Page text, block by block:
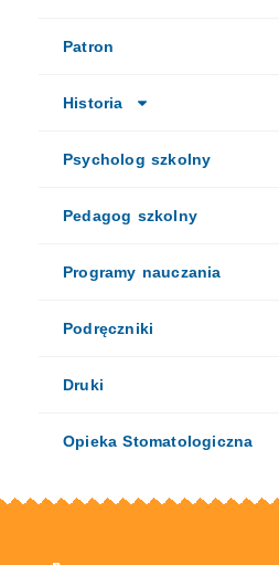
Patron
Historia
Psycholog szkolny
Pedagog szkolny
Programy nauczania
Podręczniki
Druki
Opieka Stomatologiczna